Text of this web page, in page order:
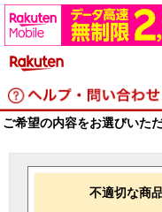
ご希望の内容をお選びいた
不適切な商